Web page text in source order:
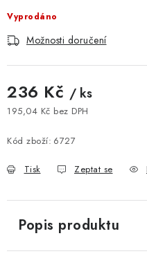
Vyprodáno
Možnosti doručení
236 Kč / ks
195,04 Kč bez DPH
Kód zboží: 6727
Tisk Zeptat se
Popis produktu